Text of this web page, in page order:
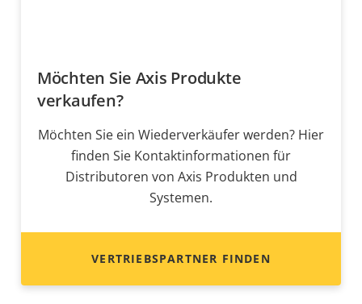
Möchten Sie Axis Produkte
verkaufen?
Möchten Sie ein Wiederverkäufer werden? Hier
finden Sie Kontaktinformationen für
Distributoren von Axis Produkten und
Systemen.
VERTRIEBSPARTNER FINDEN